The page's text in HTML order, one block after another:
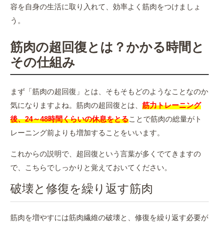
容を自身の生活に取り入れて、効率よく筋肉をつけましょ
う。
筋肉の超回復とは？かかる時間と
その仕組み
まず「筋肉の超回復」とは、そもそもどのようなことなのか
気になりますよね。筋肉の超回復とは、筋力トレーニング
後、24～48時間くらいの休息をとることで筋肉の総量がト
レーニング前よりも増加することをいいます。
これからの説明で、超回復という言葉が多くでてきますの
で、こちらでしっかりと覚えておいてください。
破壊と修復を繰り返す筋肉
筋肉を増やすには筋肉繊維の破壊と、修復を繰り返す必要が